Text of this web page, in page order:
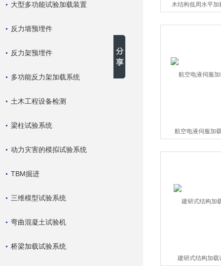
大型多功能试验加载装置
反力墙预埋件
反力架预埋件
多功能反力架加载系统
土木工程设备检测
梁柱试验系统
动力灾害的模拟试验系统
TBM掘进
三维模型试验系统
弯曲混凝土试验机
桥梁加载试验系统
木结构低周水平加
航空电液伺服加
建研式结构加载